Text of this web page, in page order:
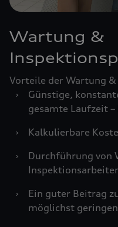
Wartung &
Vorteile der Wartung
›
Günstige,
gesamte Laufzeit
›
Kalkulierbare
›
Durchführung von
›
Ein guter Beitrag
möglichst